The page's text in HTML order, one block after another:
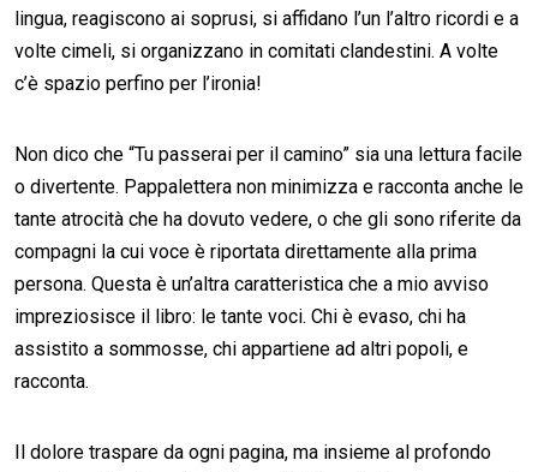
lingua, reagiscono ai soprusi, si affidano l’un l’altro ricordi e a
volte cimeli, si organizzano in comitati clandestini. A volte
c’è spazio perfino per l’ironia!
Non dico che “Tu passerai per il camino” sia una lettura facile
o divertente. Pappalettera non minimizza e racconta anche le
tante atrocità che ha dovuto vedere, o che gli sono riferite da
compagni la cui voce è riportata direttamente alla prima
persona. Questa è un’altra caratteristica che a mio avviso
impreziosisce il libro: le tante voci. Chi è evaso, chi ha
assistito a sommosse, chi appartiene ad altri popoli, e
racconta.
Il dolore traspare da ogni pagina, ma insieme al profondo